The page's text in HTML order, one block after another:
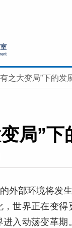
之大变局”下的发
局”下
外部环境将发
世界正在变
入动荡变革